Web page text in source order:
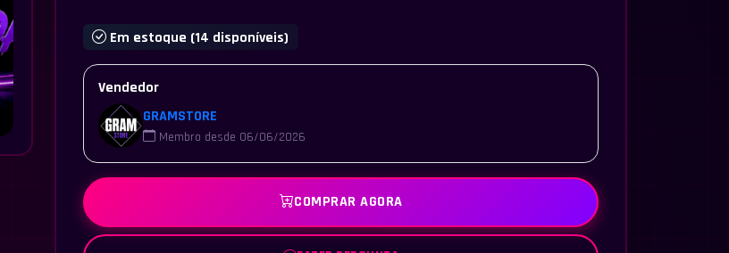
Em estoque (14 disponíveis)
Vendedor
GRAMSTORE
Membro desde 06/06/2026
COMPRAR AGORA